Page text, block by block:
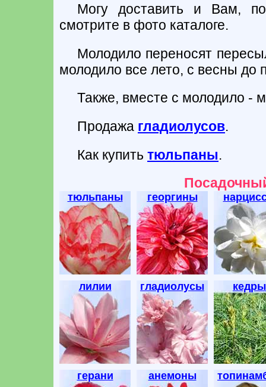
Могу доставить и Вам,
смотрите в фото каталоге.
Молодило переносят
молодило все лето, с весны до
Также, вместе с молодило -
Продажа гладиолусов.
Как купить тюльпаны.
тюльпаны георгины
лилии гладиолусы кедры
герани анемоны